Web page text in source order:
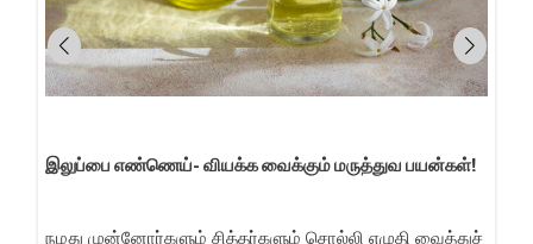
இலுப்பை எண்ணெய்- வியக்க வைக்கும் மருத்துவ பயன்கள்!
நமது முன்னோர்களும் சித்தர்களும் சொல்லி எழுதி வைத்துச்